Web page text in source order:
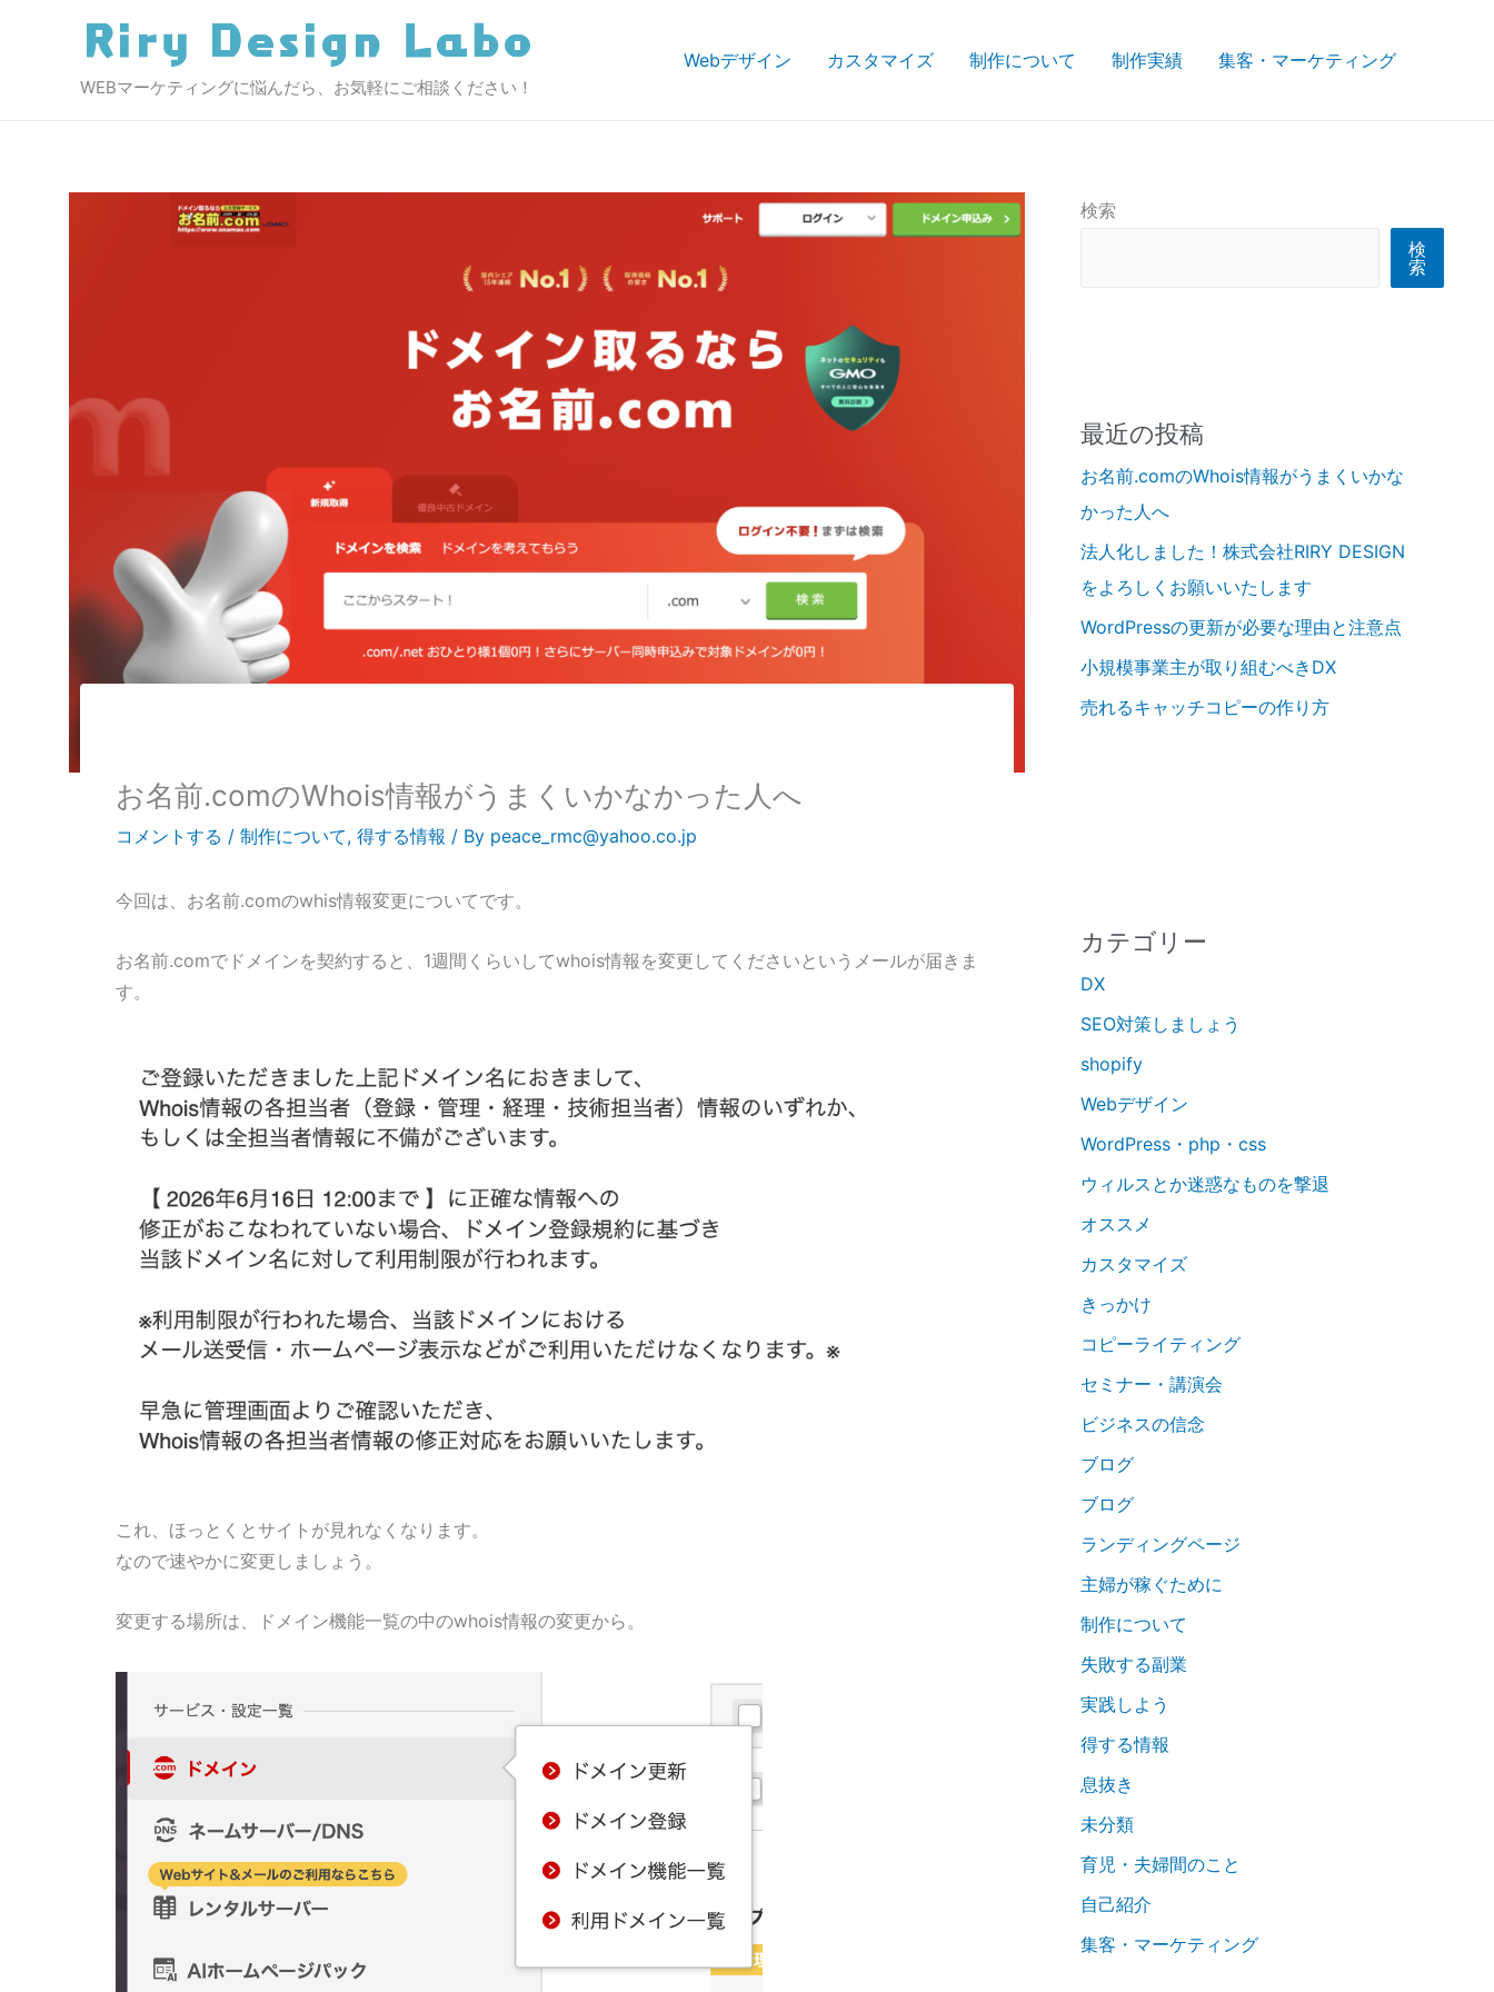
WEBマーケティングに悩んだら、お気軽にご相談ください！
Webデザイン カスタマイズ 制作について 制作実績 集客・マーケティング
お名前.comのWhois情報がうまくいかなかった人へ
コメントする / 制作について, 得する情報 / By peace_rmc@yahoo.co.jp
今回は、お名前.comのwhis情報変更についてです。
お名前.comでドメインを契約すると、1週間くらいしてwhois情報を変更してくださいというメールが届きま
す。
これ、ほっとくとサイトが見れなくなります。
なので速やかに変更しましょう。
変更する場所は、ドメイン機能一覧の中のwhois情報の変更から。
検索
検
索
最近の投稿
お名前.comのWhois情報がうまくいかな
かった人へ
法人化しました！株式会社RIRY DESIGN
をよろしくお願いいたします
WordPressの更新が必要な理由と注意点
小規模事業主が取り組むべきDX
売れるキャッチコピーの作り方
カテゴリー
DX
SEO対策しましょう
shopify
Webデザイン
WordPress・php・css
ウィルスとか迷惑なものを撃退
オススメ
カスタマイズ
きっかけ
コピーライティング
セミナー・講演会
ビジネスの信念
ブログ
ブログ
ランディングページ
主婦が稼ぐために
制作について
失敗する副業
実践しよう
得する情報
息抜き
未分類
育児・夫婦間のこと
自己紹介
集客・マーケティング